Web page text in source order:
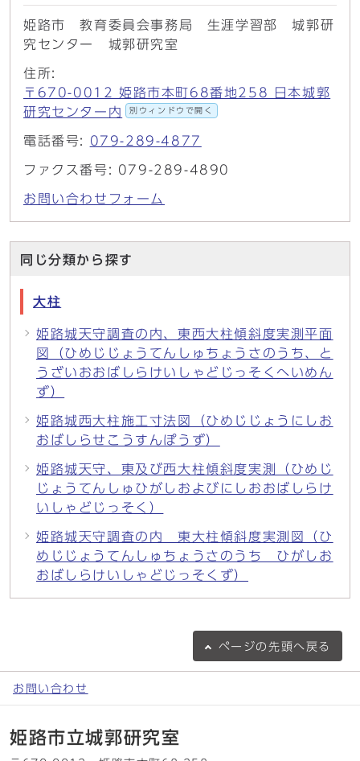
姫路市 教育委員会事務局 生涯学習部 城郭研
究センター 城郭研究室
住所:
〒670-0012 姫路市本町68番地258 日本城郭
研究センター内
別ウィンドウで開く
電話番号: 079-289-4877
ファクス番号: 079-289-4890
お問い合わせフォーム
同じ分類から探す
大柱
姫路城天守調査の内、東西大柱傾斜度実測平面
図（ひめじじょうてんしゅちょうさのうち、と
うざいおおばしらけいしゃどじっそくへいめん
ず）
姫路城西大柱施工寸法図（ひめじじょうにしお
おばしらせこうすんぽうず）
姫路城天守、東及び西大柱傾斜度実測（ひめじ
じょうてんしゅひがしおよびにしおおばしらけ
いしゃどじっそく）
姫路城天守調査の内 東大柱傾斜度実測図（ひ
めじじょうてんしゅちょうさのうち ひがしお
おばしらけいしゃどじっそくず）
ページの 先頭へ戻る
お問い合わせ
姫路市立城郭研究室